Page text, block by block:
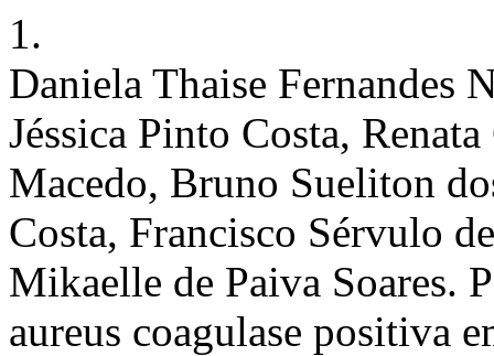
1.
Daniela Thaise Fernandes
Jéssica Pinto Costa,
Macedo, Bruno Sueliton
Costa, Francisco Sérvulo
Mikaelle de Paiva Soares.
aureus coagulase positiva